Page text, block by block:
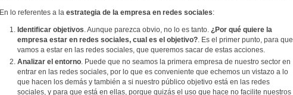
En lo referentes a la estrategia de la empresa en redes sociales:
Identificar objetivos. Aunque parezca obvio, no lo es tanto. ¿Por qué quiere la
empresa estar en redes sociales, cual es el objetivo?. Es el primer punto, para que
vamos a estar en las redes sociales, que queremos sacar de estas acciones.
Analizar el entorno. Puede que no seamos la primera empresa de nuestro sector en
entrar en las redes sociales, por lo que es conveniente que echemos un vistazo a lo
que hacen los demás y también a si nuestro público objetivo está en las redes
sociales, y para que está en ellas, porque quizás el uso que hace no facilite nuestros